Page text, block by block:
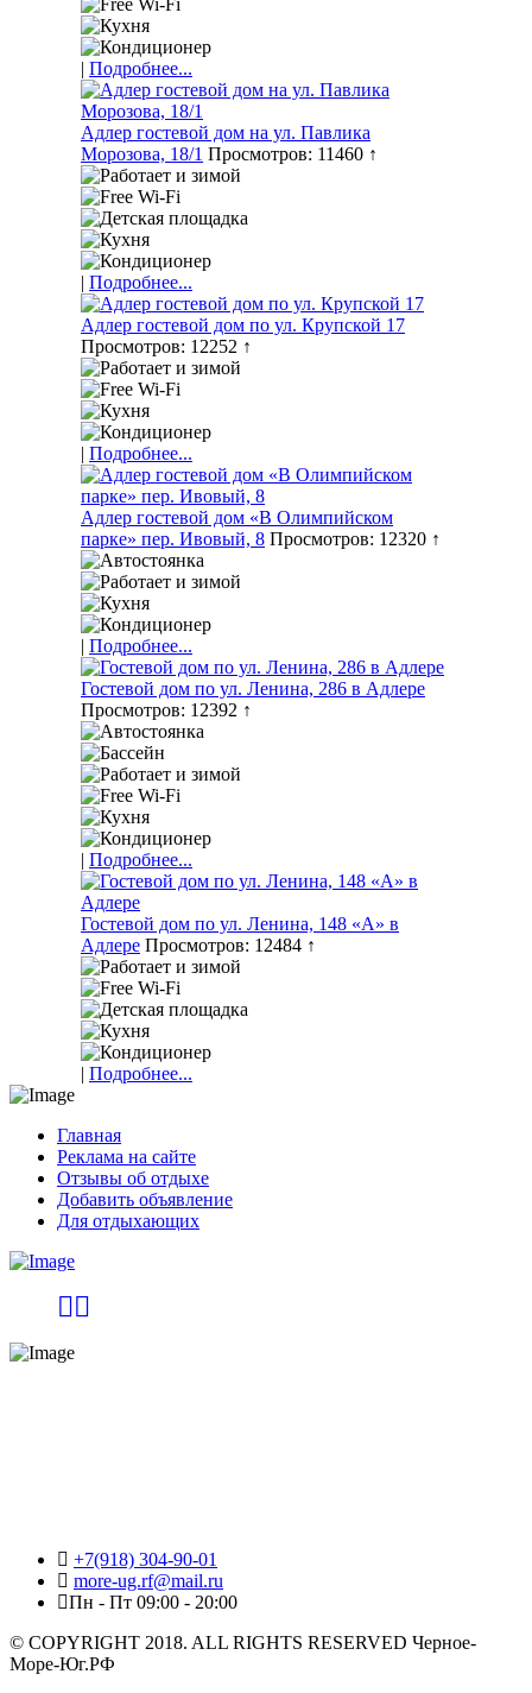
| Подробнее...
Адлер гостевой дом на ул. Павлика
Морозова, 18/1 Просмотров: 11460 ↑
| Подробнее...
Адлер гостевой дом по ул. Крупской 17
Просмотров: 12252 ↑
| Подробнее...
Адлер гостевой дом «В Олимпийском
парке» пер. Ивовый, 8 Просмотров: 12320 ↑
| Подробнее...
Гостевой дом по ул. Ленина, 286 в Адлере
Просмотров: 12392 ↑
| Подробнее...
Гостевой дом по ул. Ленина, 148 «А» в
Адлере Просмотров: 12484 ↑
| Подробнее...
Главная
Реклама на сайте
Отзывы об отдыхе
Добавить объявление
Для отдыхающих
+7(918) 304-90-01
more-ug.rf@mail.ru
Пн - Пт 09:00 - 20:00
© COPYRIGHT 2018. ALL RIGHTS RESERVED Черное-
Море-Юг.РФ